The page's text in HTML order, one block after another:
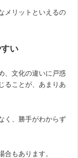
メリットといえるの
い
、文化の違いに戸惑
ることが、あまりあ
く、勝手がわからず
合もあります。